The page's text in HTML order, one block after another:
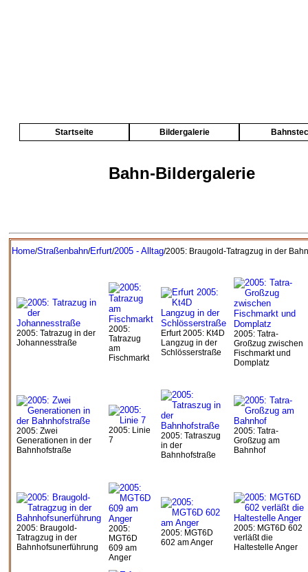
Startseite Bildergalerie
Bahn-Bildergalerie
Home/Straßenbahn/Erfurt/2005 - Alltag/2005: Braugold-Tatragzug in der
2005: Tatrazug in der
Johannesstraße
2005:
Tatrazug
am
Fischmarkt
Erfurt 2005: Kt4D
Langzug in der
Schlösserstraße
2005: Tatra-
Großzug zwischen
Fischmarkt und
Domplatz
2005: Zwei
Generationen in der
Bahnhofstraße
2005: Linie
7
2005: Tatraszug
in der
Bahnhofstraße
2005: Tatra-
Großzug am
Bahnhof
2005: Braugold-
Tatragzug in der
Bahnhofsunerführung
2005:
MGT6D
609 am
Anger
2005: MGT6D
602 am Anger
2005: MGT6D 602
verläßt die
Haltestelle Anger